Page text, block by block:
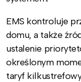
EMS kontroluje
domu, a także
ustalenie
określonym
taryf